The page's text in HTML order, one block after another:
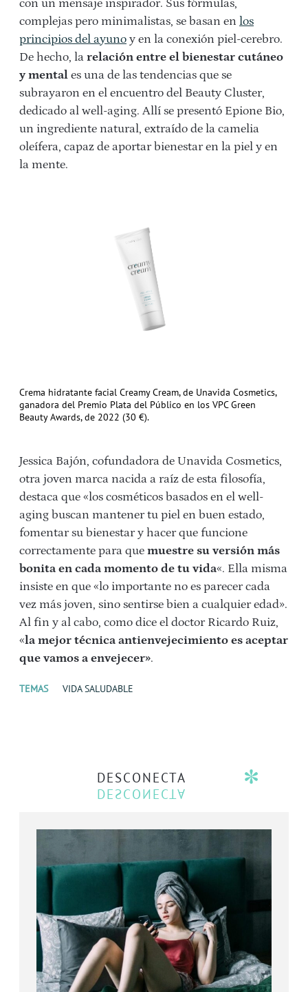
con un mensaje inspirador. Sus fórmulas,
complejas pero minimalistas, se basan en los
principios del ayuno y en la conexión piel-cerebro.
De hecho, la relación entre el bienestar cutáneo
y mental es una de las tendencias que se
subrayaron en el encuentro del Beauty Cluster,
dedicado al well-aging. Allí se presentó Epione Bio,
un ingrediente natural, extraído de la camelia
oleífera, capaz de aportar bienestar en la piel y en
la mente.
Crema hidratante facial Creamy Cream, de Unavida Cosmetics,
ganadora del Premio Plata del Público en los VPC Green
Beauty Awards, de 2022 (30 €).
Jessica Bajón, cofundadora de Unavida Cosmetics,
otra joven marca nacida a raíz de esta filosofía,
destaca que «los cosméticos basados en el well-
aging buscan mantener tu piel en buen estado,
fomentar su bienestar y hacer que funcione
correctamente para que muestre su versión más
bonita en cada momento de tu vida«. Ella misma
insiste en que «lo importante no es parecer cada
vez más joven, sino sentirse bien a cualquier edad».
Al fin y al cabo, como dice el doctor Ricardo Ruiz,
«la mejor técnica antienvejecimiento es aceptar
que vamos a envejecer».
TEMAS VIDA SALUDABLE
DESCONECTA